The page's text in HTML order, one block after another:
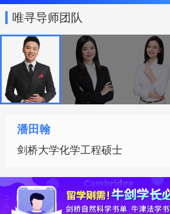
唯寻导师团队
潘田翰
剑桥大学化学工程硕士